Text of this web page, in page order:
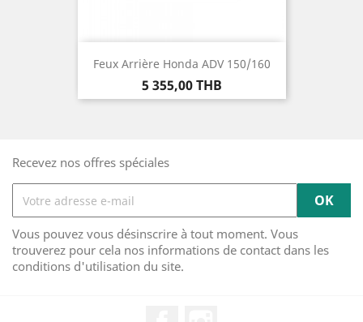
Feux Arrière Honda ADV 150/160
Prix
5 355,00 THB
Recevez nos offres spéciales
Vous pouvez vous désinscrire à tout moment. Vous
trouverez pour cela nos informations de contact dans les
conditions d'utilisation du site.